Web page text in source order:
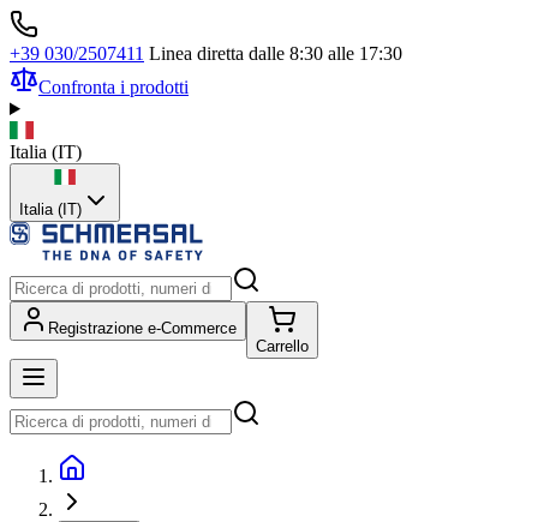
+39 030/2507411 Linea diretta dalle 8:30 alle 17:30
Confronta i prodotti
Italia (IT)
Italia (IT)
Registrazione e-Commerce
Carrello